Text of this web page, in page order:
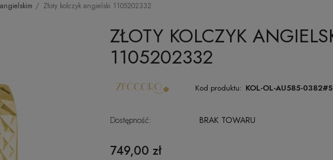
Złoty kolczyk angielski 1105202332
ZŁOTY KOLCZYK
1105202332
Kod produktu: KOL-OL-AU585-
Dostępność: BRAK TOWARU
749,00 zł